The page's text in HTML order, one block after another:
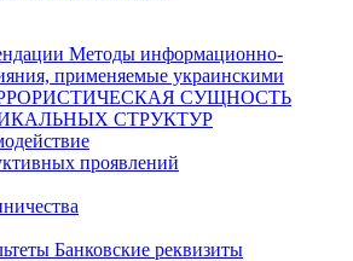
Методы информационно-
применяемые украинскими
СУЩНОСТЬ
СТРУКТУР
проявлений
Банковские реквизиты